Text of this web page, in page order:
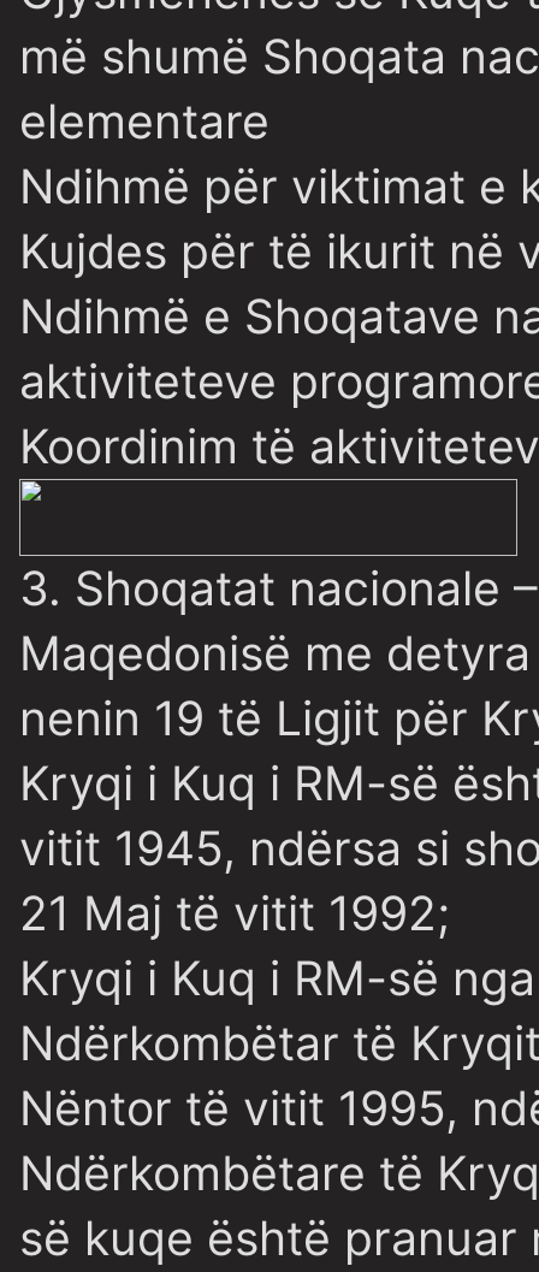
më shumë Shoqata
elementare
Ndihmë për viktimat e
Kujdes për të ikurit në
Ndihmë e Shoqatave
aktiviteteve
Koordinim të
3. Shoqatat nacionale
Maqedonisë me
nenin 19 të Ligjit për
Kryqi i Kuq i RM-së
vitit 1945, ndërsa si
21 Maj të vitit 1992;
Kryqi i Kuq i RM-së
Ndërkombëtar të
Nëntor të vitit 1995,
Ndërkombëtare të
së kuqe është